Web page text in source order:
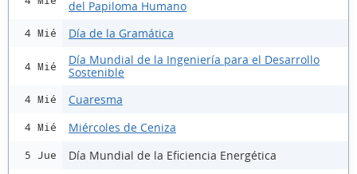
del Papiloma Humano
4 Mié Día de la Gramática
4 Mié
Día Mundial de la Ingeniería para el Desarrollo
Sostenible
4 Mié Cuaresma
4 Mié Miércoles de Ceniza
5 Jue Día Mundial de la Eficiencia Energética